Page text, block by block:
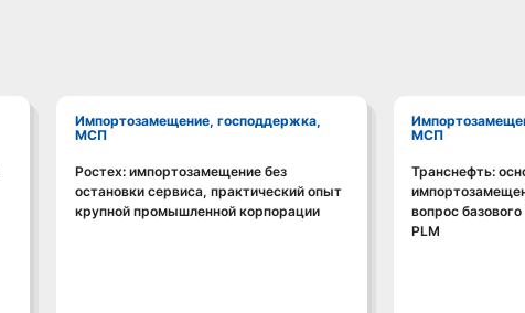
Импортозамещение, господдержка,
МСП
Смотреть видео
Ростех: импортозамещение без
остановки сервиса, практический опыт
крупной промышленной корпорации
Импортозамещение, господдержка,
МСП
Транснефть:
вопрос
PLM